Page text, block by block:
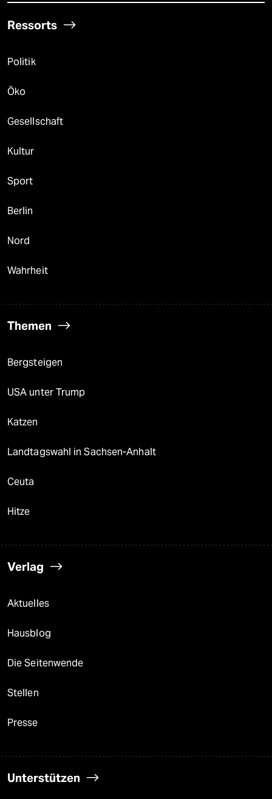
Ressorts
Politik
Öko
Gesellschaft
Kultur
Sport
Berlin
Nord
Wahrheit
Themen
Bergsteigen
USA unter Trump
Katzen
Landtagswahl in Sachsen-Anhalt
Ceuta
Hitze
Verlag
Aktuelles
Hausblog
Die Seitenwende
Stellen
Presse
Unterstützen